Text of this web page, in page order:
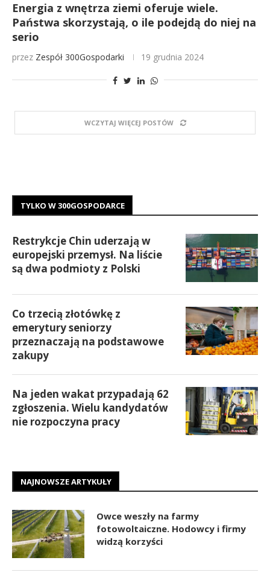
Energia z wnętrza ziemi oferuje wiele.
Państwa skorzystają, o ile podejdą do niej na
serio
przez Zespół 300Gospodarki 19 grudnia 2024
WCZYTAJ WIĘCEJ POSTÓW
TYLKO W 300GOSPODARCE
Restrykcje Chin uderzają w
europejski przemysł. Na liście
są dwa podmioty z Polski
Co trzecią złotówkę z
emerytury seniorzy
przeznaczają na podstawowe
zakupy
Na jeden wakat przypadają 62
zgłoszenia. Wielu kandydatów
nie rozpoczyna pracy
NAJNOWSZE ARTYKUŁY
Owce weszły na farmy
fotowoltaiczne. Hodowcy i firmy
widzą korzyści